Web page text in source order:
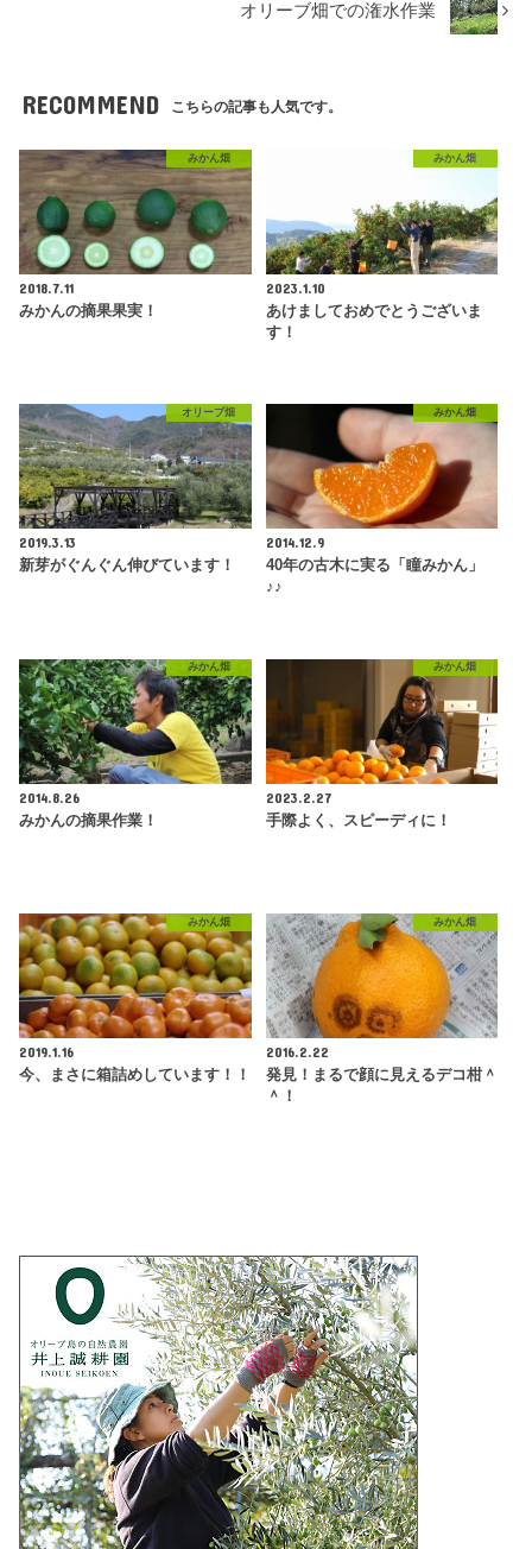
オリーブ畑での潅水作業
RECOMMEND こちらの記事も人気です。
みかん畑
2018.7.11
みかんの摘果果実！
みかん畑
2023.1.10
あけましておめでとうございま
す！
オリーブ畑
2019.3.13
新芽がぐんぐん伸びています！
みかん畑
2014.12.9
40年の古木に実る「瞳みかん」
♪♪
みかん畑
2014.8.26
みかんの摘果作業！
みかん畑
2023.2.27
手際よく、スピーディに！
みかん畑
2019.1.16
今、まさに箱詰めしています！！
みかん畑
2016.2.22
発見！まるで顔に見えるデコ柑＾
＾！